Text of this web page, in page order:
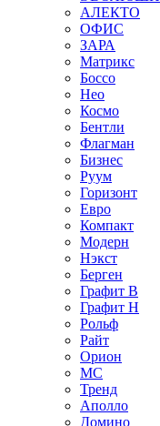
АЛЕКТО
ОФИС
ЗАРА
Матрикс
Боссо
Нео
Космо
Бентли
Флагман
Бизнес
Руум
Горизонт
Евро
Компакт
Модерн
Нэкст
Берген
Графит В
Графит Н
Рольф
Райт
Орион
МС
Тренд
Аполло
Домино